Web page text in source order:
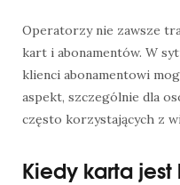
Operatorzy nie zawsze
kart i abonamentów. W
klienci abonamentowi
aspekt, szczególnie dla
często korzystających z
Kiedy karta jest